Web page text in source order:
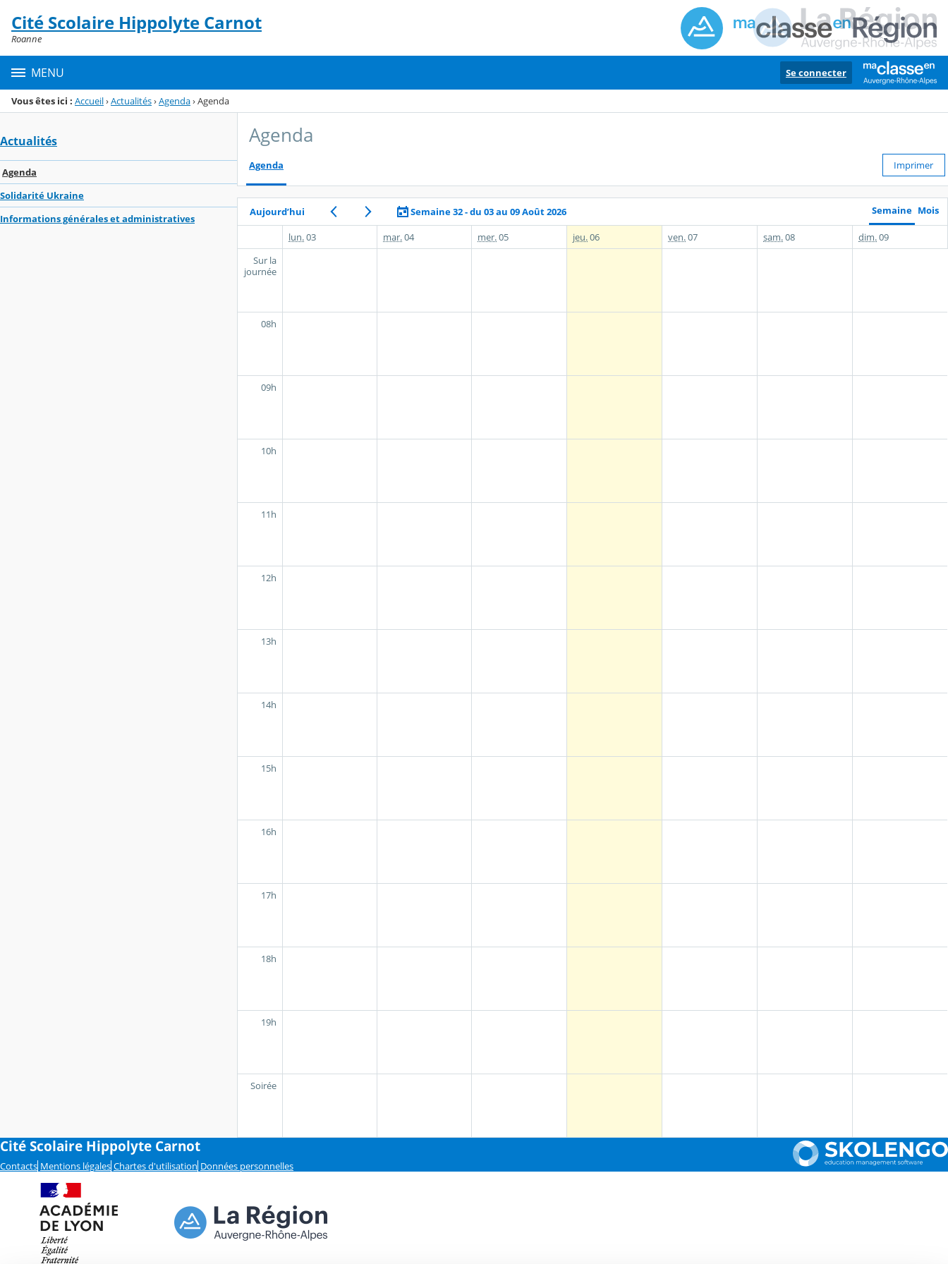
Menu de la rubrique
Contenu
Cité Scolaire Hippolyte Carnot
Roanne
MENU Se connecter
Vous êtes ici : Accueil›Actualités›Agenda›Agenda
Actualités
Agenda
Solidarité Ukraine
Informations générales et administratives
Agenda
Agenda Imprimer
Aujourd’hui Semaine 32 - du 03 au 09 Août 2026 Semaine Mois
lun.03 mar.04 mer.05 jeu.06 ven.07 sam.08 dim.09
Sur la
journée
08h
09h
10h
11h
12h
13h
14h
15h
16h
17h
18h
19h
Soirée
Cité Scolaire Hippolyte Carnot
Contacts Mentions légales Chartes d'utilisation Données personnelles